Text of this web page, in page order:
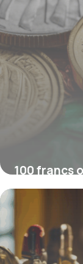
100 francs
pièce
16 juin 2026